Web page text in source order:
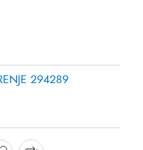
294289
DA9600013Y
00280K